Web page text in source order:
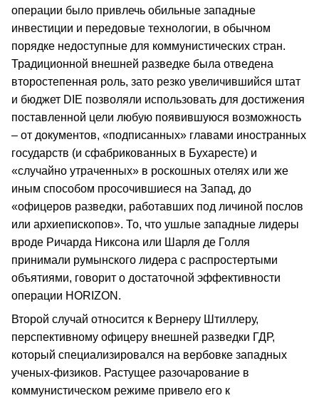
операции было привлечь обильные западные
инвестиции и передовые технологии, в обычном
порядке недоступные для коммунистических стран.
Традиционной внешней разведке была отведена
второстепенная роль, зато резко увеличившийся штат
и бюджет DIE позволяли использовать для достижения
поставленной цели любую появившуюся возможность
– от документов, «подписанных» главами иностранных
государств (и сфабрикованных в Бухаресте) и
«случайно утраченных» в роскошных отелях или же
иным способом просочившиеся на Запад, до
«офицеров разведки, работавших под личиной послов
или архиепископов». То, что ушлые западные лидеры
вроде Ричарда Никсона или Шарля де Голля
принимали румынского лидера с распростертыми
объятиями, говорит о достаточной эффективности
операции HORIZON.
Второй случай относится к Вернеру Штиллеру,
перспективному офицеру внешней разведки ГДР,
который специализировался на вербовке западных
ученых-физиков. Растущее разочарование в
коммунистическом режиме привело его к